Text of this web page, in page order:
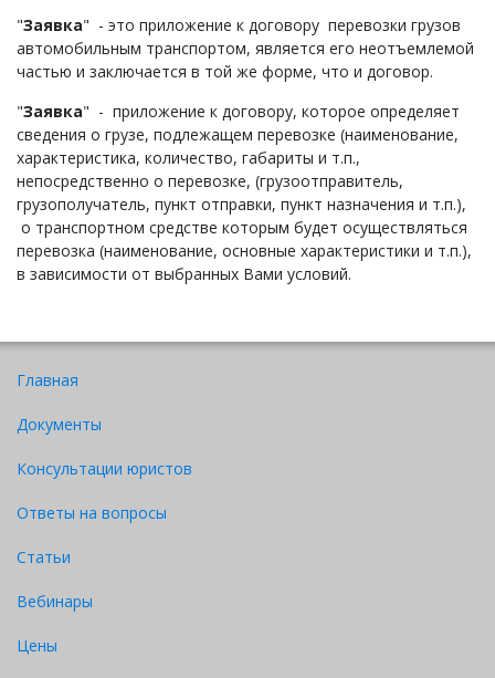
"Заявка" - это приложение к договору перевозки грузов
автомобильным транспортом, является его неотъемлемой
частью и заключается в той же форме, что и договор.
"Заявка" - приложение к договору, которое определяет
сведения о грузе, подлежащем перевозке (наименование,
характеристика, количество, габариты и т.п.,
непосредственно о перевозке, (грузоотправитель,
грузополучатель, пункт отправки, пункт назначения и т.п.),
о транспортном средстве которым будет осуществляться
перевозка (наименование, основные характеристики и т.п.),
в зависимости от выбранных Вами условий.
Главная
Документы
Консультации юристов
Ответы на вопросы
Статьи
Вебинары
Цены